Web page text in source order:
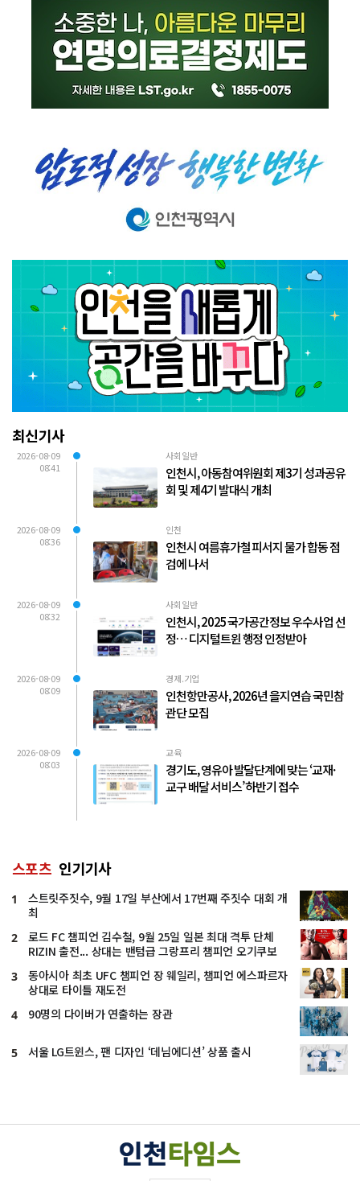
최신기사
2026-08-09
08:41
사회일반
인천시, 아동참여위원회 제3기 성과공유
회 및 제4기 발대식 개최
2026-08-09
08:36
인천
인천시 여름휴가철 피서지 물가 합동 점
검에 나서
2026-08-09
08:32
사회일반
인천시, 2025 국가공간정보 우수사업 선
정… 디지털트윈 행정 인정받아
2026-08-09
08:09
경제.기업
인천항만공사, 2026년 을지연습 국민참
관단 모집
2026-08-09
08:03
교육
경기도, 영유아 발달단계에 맞는 ‘교재·
교구 배달 서비스’ 하반기 접수
스포츠 인기기사
1
스트릿주짓수, 9월 17일 부산에서 17번째 주짓수 대회 개
최
2
로드 FC 챔피언 김수철, 9월 25일 일본 최대 격투 단체
RIZIN 출전... 상대는 밴텀급 그랑프리 챔피언 오기쿠보
3
동아시아 최초 UFC 챔피언 장 웨일리, 챔피언 에스파르자
상대로 타이틀 재도전
4 90명의 다이버가 연출하는 장관
5 서울 LG트윈스, 팬 디자인 ‘데님에디션’ 상품 출시